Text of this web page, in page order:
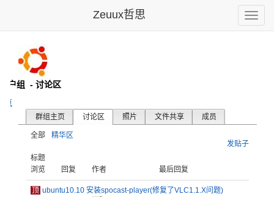
Toggle
Zeuux哲思
户组 - 讨论区
页
群组主页
讨论区 照片 文件共享 成员
全部
精华区
发贴子
标题
浏览
回复 作者 最后回复
顶 ubuntu10.10 安装spocast-player(修复了VLC1.1.X问题)